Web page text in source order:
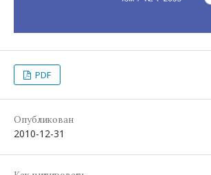
PDF
Опубликован
2010-12-31